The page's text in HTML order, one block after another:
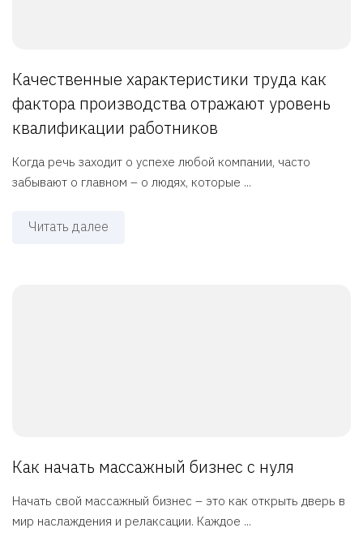
Качественные характеристики труда как
фактора производства отражают уровень
квалификации работников
Когда речь заходит о успехе любой компании, часто
забывают о главном – о людях, которые ...
Читать далее
Как начать массажный бизнес с нуля
Начать свой массажный бизнес – это как открыть дверь в
мир наслаждения и релаксации. Каждое ...